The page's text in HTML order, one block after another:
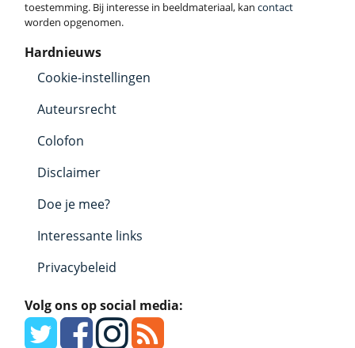
toestemming. Bij interesse in beeldmateriaal, kan contact
worden opgenomen.
Hardnieuws
Cookie-instellingen
Auteursrecht
Colofon
Disclaimer
Doe je mee?
Interessante links
Privacybeleid
Volg ons op social media: